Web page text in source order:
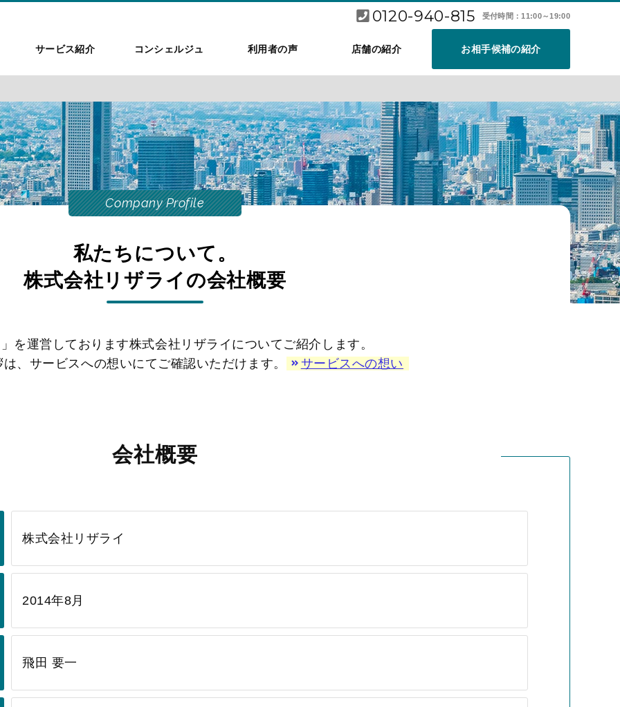
0120-940-815 受付時間：11:00～19:00
サービス紹介 コンシェルジュ 利用者の声 店舗の紹介 お相手候補の紹介
Company Profile
私たちについて。
株式会社リザライの会社概要
を運営しております株式会社リザライについてご紹介します。
、サービスへの想いにてご確認いただけます。
サービスへの想い
会社概要
株式会社リザライ
2014年8月
飛田 要一